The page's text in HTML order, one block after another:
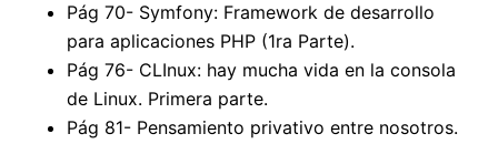
Pág 70- Symfony: Framework de desarrollo
para aplicaciones PHP (1ra Parte).
Pág 76- CLInux: hay mucha vida en la consola
de Linux. Primera parte.
Pág 81- Pensamiento privativo entre nosotros.